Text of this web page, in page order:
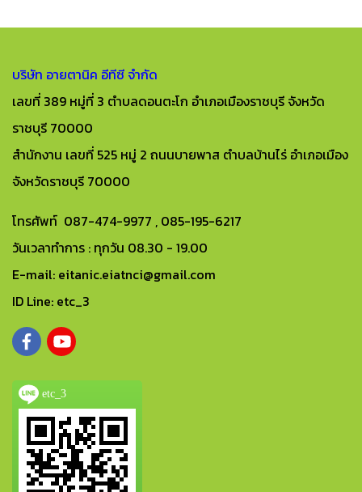
บริษัท อายตานิค อีทีซี จำกัด
เลขที่ 389 หมู่ที่ 3 ตำบลดอนตะโก อำเภอเมืองราชบุรี จังหวัด
ราชบุรี 70000
สำนักงาน เลขที่ 525 หมู่ 2 ถนนบายพาส ตำบลบ้านไร่ อำเภอเมือง
จังหวัดราชบุรี 70000
โทรศัพท์ 087-474-9977 , 085-195-6217
วันเวลาทำการ : ทุกวัน 08.30 - 19.00
E-mail: eitanic.eiatnci@gmail.com
ID Line: etc_3
etc_3